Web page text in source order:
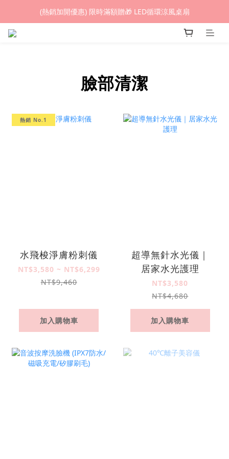
(熱銷加開優惠) 限時滿額贈🎁 LED循環涼風桌扇
(熱銷加開優惠) 限時滿額贈🎁 LED循環涼風桌扇
城鎮韌性(防空)演習期間，網頁載入速度可能延遲。
臉部清潔
熱銷 No.1
水飛梭淨膚粉刺儀
NT$3,580 ~ NT$6,299
NT$9,460
加入購物車
超導無針水光儀｜
居家水光護理
NT$3,580
NT$4,680
加入購物車